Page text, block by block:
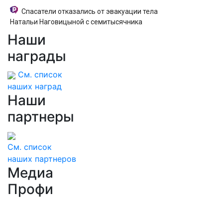
Спасатели отказались от эвакуации тела
Натальи Наговицыной с семитысячника
В Смоленске под рухнувшими деревьями
Наши
награды
См. список
наших наград
Наши
партнеры
См. список
наших партнеров
Медиа
Профи